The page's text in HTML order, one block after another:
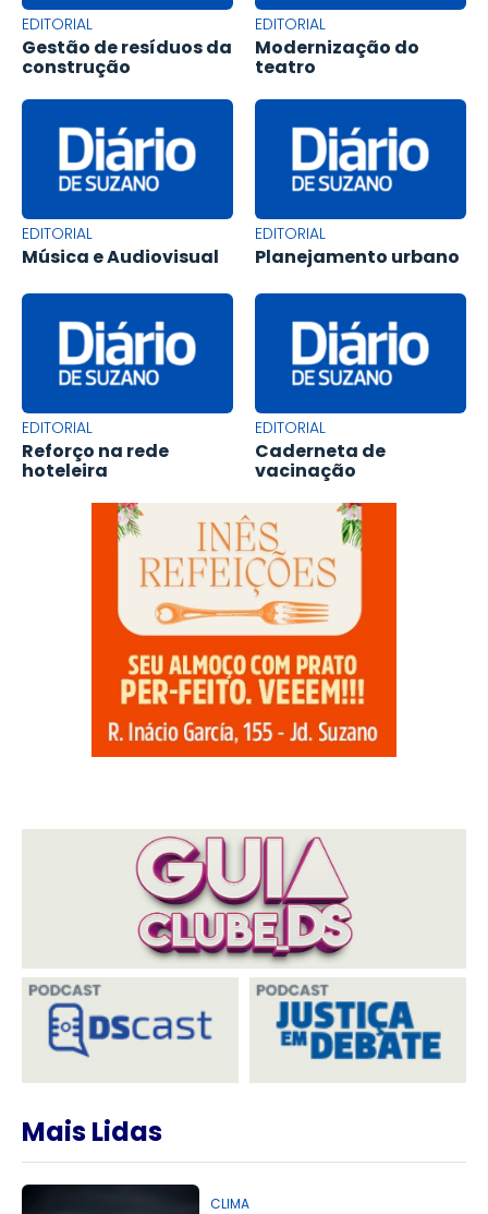
EDITORIAL
Gestão de resíduos da
construção
EDITORIAL
Modernização do
teatro
EDITORIAL
Música e Audiovisual
EDITORIAL
Planejamento urbano
EDITORIAL
Reforço na rede
hoteleira
EDITORIAL
Caderneta de
vacinação
Mais Lidas
CLIMA